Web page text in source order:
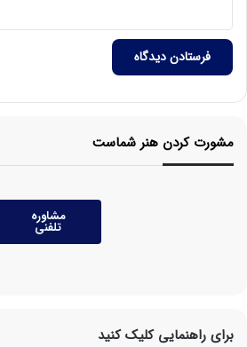
مشورت کردن هنر شماست
مشاوره
تلفنی
برای راهنمایی کلیک کنید